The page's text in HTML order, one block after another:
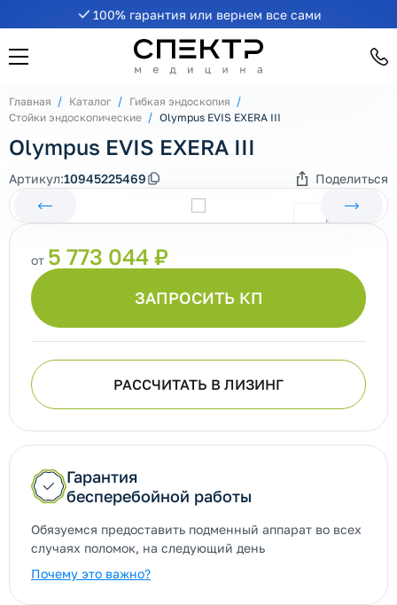
100% гарантия или вернем все сами
Главная Каталог
Гибкая эндоскопия
Стойки эндоскопические
Olympus EVIS EXERA III
Olympus EVIS EXERA III
Артикул:10945225469 Поделиться
ЗАПРОСИТЬ КП
от 5 773 044 ₽
РАССЧИТАТЬ В ЛИЗИНГ
Гарантия
бесперебойной работы
Обязуемся предоставить подменный аппарат во всех
случаях поломок, на следующий день
Почему это важно?